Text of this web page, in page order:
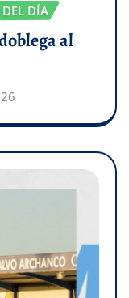
DEL DÍA
al